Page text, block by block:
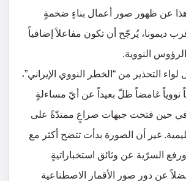
عن ظهور صور أعمال بناءٍ ضخمةٍ
ديمونا، يُرجّح أن تكون مفاعلاً إضافياً
النووية.
لواء التحذير من “الخطر النووي الإيراني”،
نووياً غامضاً ظلّ بعيداً عن أيّ مساءلةٍ
في حين فتحت جبهات صراعٍ ممتدّةً على
غير أن الصورة بدأت تتضح أكثر مع
السرّية عن وثائق استخباراتيةٍ
عن دور صور الأقمار الاصطناعية